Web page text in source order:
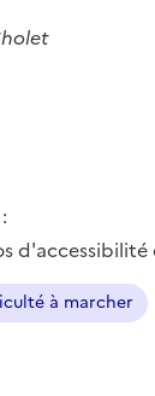
à marcher